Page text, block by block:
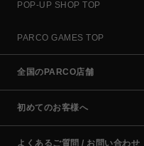
POP-UP SHOP TOP
PARCO GAMES TOP
全国のPARCO店舗
初めてのお客様へ
よくあるご質問 / お問い合わせ